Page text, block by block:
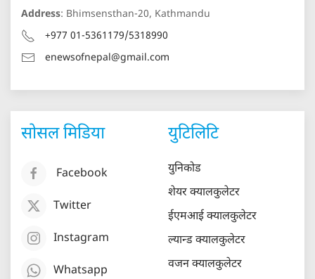
Address: Bhimsensthan-20, Kathmandu
+977 01-5361179/5318990
enewsofnepal@gmail.com
सोसल मिडिया
Facebook
Twitter
Instagram
Whatsapp
युटिलिटि
युनिकोड
शेयर क्यालकुलेटर
ईएमआई क्यालकुलेटर
ल्यान्ड क्यालकुलेटर
वजन क्यालकुलेटर